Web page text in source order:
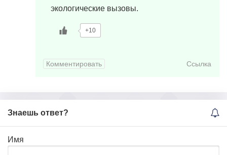
экологические вызовы.
+10
Комментировать Ссылка
Знаешь ответ?
Имя